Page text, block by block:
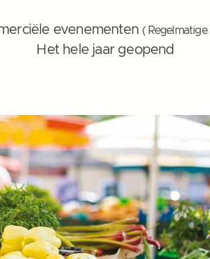
evenementen ( Regelmatige
Het hele jaar geopend